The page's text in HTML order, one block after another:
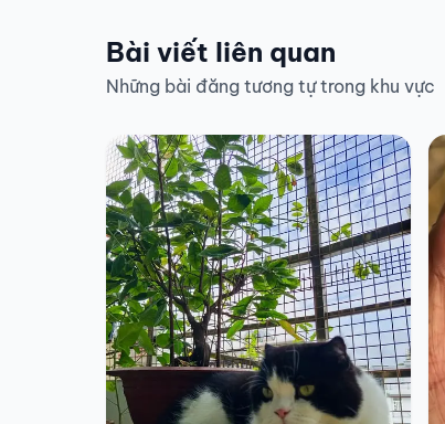
Bài viết liên quan
Những bài đăng tương tự trong khu vực